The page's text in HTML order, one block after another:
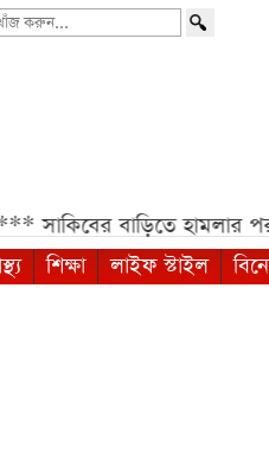
বাড়িতে হামলার পর যা
শিক্ষা লাইফ স্টাইল